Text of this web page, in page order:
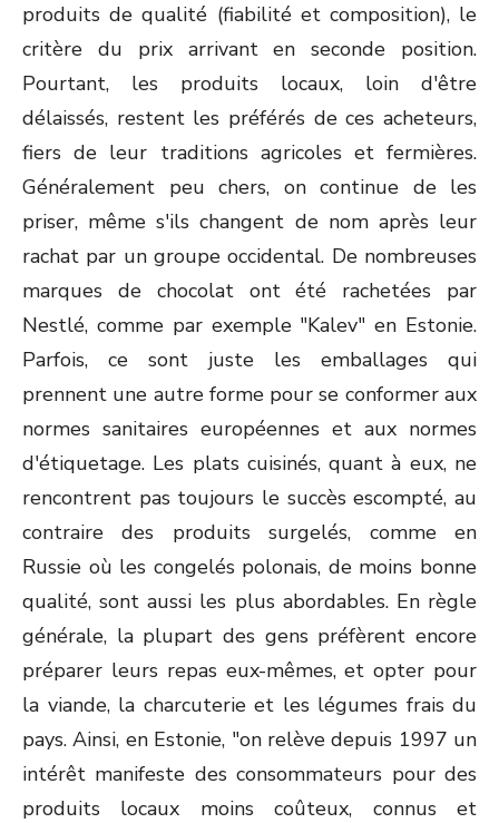
produits de qualité (fiabilité et composition), le
critère du prix arrivant en seconde position.
Pourtant, les produits locaux, loin d'être
délaissés, restent les préférés de ces acheteurs,
fiers de leur traditions agricoles et fermières.
Généralement peu chers, on continue de les
priser, même s'ils changent de nom après leur
rachat par un groupe occidental. De nombreuses
marques de chocolat ont été rachetées par
Nestlé, comme par exemple "Kalev" en Estonie.
Parfois, ce sont juste les emballages qui
prennent une autre forme pour se conformer aux
normes sanitaires européennes et aux normes
d'étiquetage. Les plats cuisinés, quant à eux, ne
rencontrent pas toujours le succès escompté, au
contraire des produits surgelés, comme en
Russie où les congelés polonais, de moins bonne
qualité, sont aussi les plus abordables. En règle
générale, la plupart des gens préfèrent encore
préparer leurs repas eux-mêmes, et opter pour
la viande, la charcuterie et les légumes frais du
pays. Ainsi, en Estonie, "on relève depuis 1997 un
intérêt manifeste des consommateurs pour des
produits locaux moins coûteux, connus et